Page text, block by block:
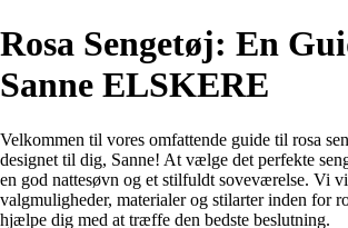
Rosa Sengetøj: En
Sanne ELSKERE
Velkommen til vores omfattende guide til rosa
designet til dig, Sanne! At vælge det perfekte
en god nattesøvn og et stilfuldt soveværelse. Vi
valgmuligheder, materialer og stilarter inden for
hjælpe dig med at træffe den bedste beslutning.